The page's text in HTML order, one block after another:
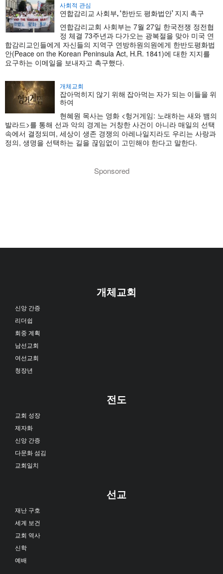
사회적 관심
연합감리교 사회부, ‘한반도 평화법안’ 지지 촉구
연합감리교회 사회부는 7월 27일 한국전쟁 정전협
정 체결 73주년과 다가오는 광복절을 맞아 미국 연
합감리교인들에게 자신들의 지역구 연방하원의원에게 한반도평화법
안(Peace on the Korean Peninsula Act, H.R. 1841)에 대한 지지를
요구하는 이메일을 보내자고 촉구했다.
개체교회
잡아먹히지 않기 위해 잡아먹는 자가 되는 이들을 위
하여
현혜원 목사는 영화 <헝거게임: 노래하는 새와 뱀의
발라드>를 통해 선과 악의 경계는 거창한 사건이 아니라 매일의 선택
속에서 결정되며, 세상이 생존 경쟁의 아레나일지라도 우리는 사랑과
정의, 생명을 선택하는 길을 끊임없이 고민해야 한다고 말한다.
Sponsored
개체교회
신앙 간증
리더쉽
회중 계획
남선교회
여선교회
청장년
전도
교회 성장
제자화
신앙 간증
다문화 섬김
교회일치
선교
재난 구호
세계 보건
교회 역사
신학
예배